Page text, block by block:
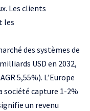
Les clients
les
des systèmes de
USD en 2032,
5,55%). L’Europe
société capture 1-2%
un revenu